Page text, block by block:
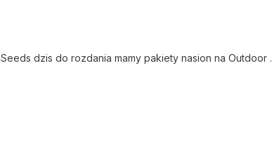
dzis do rozdania mamy pakiety nasion na Outdoor .